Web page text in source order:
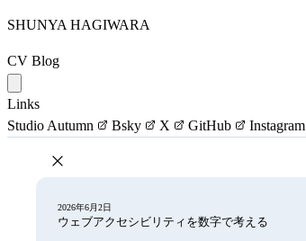
SHUNYA HAGIWARA
CV Blog
Links
Studio Autumn
Bsky X GitHub Instagram
2026年6月2日
ウェブアクセシビリティを数字で考える